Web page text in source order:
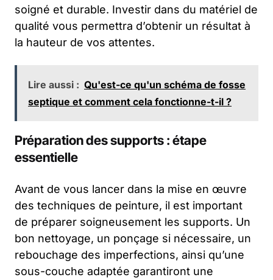
soigné et durable. Investir dans du matériel de
qualité vous permettra d’obtenir un résultat à
la hauteur de vos attentes.
Lire aussi : Qu'est-ce qu'un schéma de fosse
septique et comment cela fonctionne-t-il ?
Préparation des supports : étape
essentielle
Avant de vous lancer dans la mise en œuvre
des techniques de peinture, il est important
de préparer soigneusement les supports. Un
bon nettoyage, un ponçage si nécessaire, un
rebouchage des imperfections, ainsi qu’une
sous-couche adaptée garantiront une